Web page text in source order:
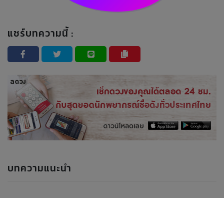
แชร์บทความนี้ :
บทความแนะนำ